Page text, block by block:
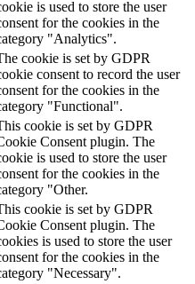
is used to store the user
for the cookies in the
"Analytics".
cookie is set by GDPR
consent to record the user
for the cookies in the
"Functional".
cookie is set by GDPR
Consent plugin. The
is used to store the user
for the cookies in the
"Other.
cookie is set by GDPR
Consent plugin. The
is used to store the user
for the cookies in the
"Necessary".